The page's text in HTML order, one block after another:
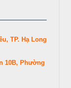
TP. Hạ Long
10B, Phường